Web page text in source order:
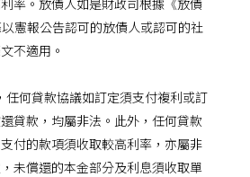
率。放債人如是財政司根據《放債
以憲報公告認可的放債人或認可的社
不適用。
任何貸款協議如訂定須支付複利或訂
貸款，均屬非法。此外，任何貸款
付的款項須收取較高利率，亦屬非
未償還的本金部分及利息須收取單